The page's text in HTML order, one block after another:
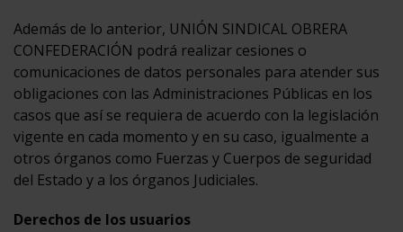
Además de lo anterior, UNIÓN SINDICAL OBRERA
CONFEDERACIÓN podrá realizar cesiones o
comunicaciones de datos personales para atender sus
obligaciones con las Administraciones Públicas en los
casos que así se requiera de acuerdo con la legislación
vigente en cada momento y en su caso, igualmente a
otros órganos como Fuerzas y Cuerpos de seguridad
del Estado y a los órganos Judiciales.
Derechos de los usuarios